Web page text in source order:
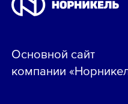
Основной сайт
компании